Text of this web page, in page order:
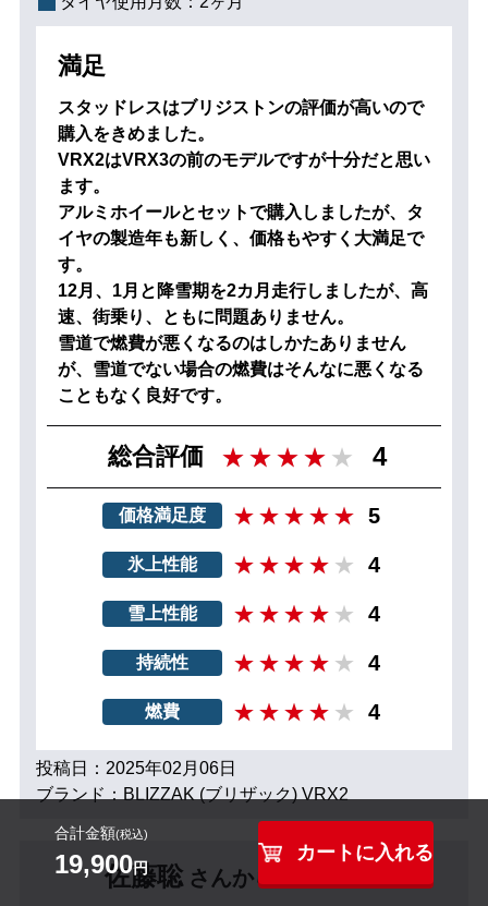
合計金額(税込)
19,900円
カートに入れる
満足
スタッドレスはブリジストンの評価が高いので
購入をきめました。
VRX2はVRX3の前のモデルですが十分だと思い
ます。
アルミホイールとセットで購入しましたが、タ
イヤの製造年も新しく、価格もやすく大満足で
す。
12月、1月と降雪期を2カ月走行しましたが、高
速、街乗り、ともに問題ありません。
雪道で燃費が悪くなるのはしかたありません
が、雪道でない場合の燃費はそんなに悪くなる
こともなく良好です。
総合評価 4
価格満足度 5
氷上性能 4
雪上性能 4
持続性 4
燃費 4
投稿日：2025年02月06日
ブランド：BLIZZAK (ブリザック) VRX2
佐藤聡 さんからのレビュー